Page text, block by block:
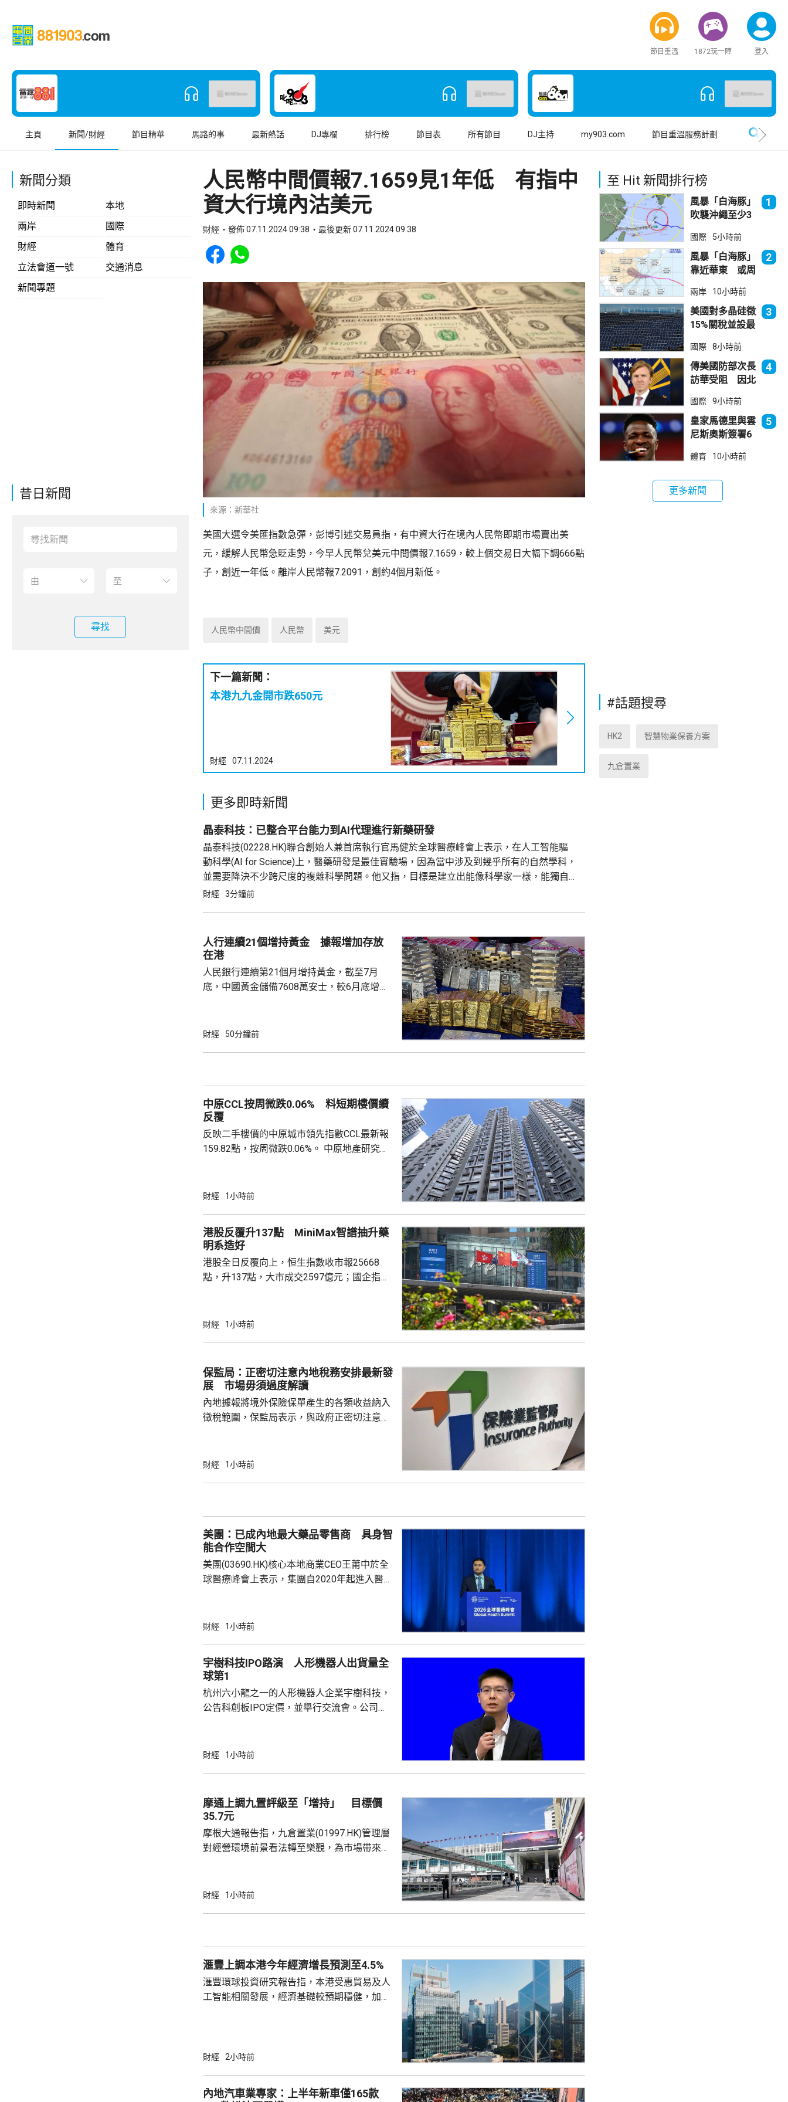
節目重溫 1872玩一陣 登入
主頁 新聞/財經 節目精華 馬路的事 最新熱話 DJ專欄 排行榜 節目表 所有節目 DJ主持 my903.com 節目重溫服務計劃
新聞分類
即時新聞
本地
兩岸
國際
財經
體育
立法會道一號
交通消息
新聞專題
昔日新聞
尋找
人民幣中間價報7.1659見1年低 有指中
資大行境內沽美元
財經 發佈 07.11.2024 09:38 最後更新 07.11.2024 09:38
Share to Facebook
Share to WhatsApp
來源：新華社
美國大選令美匯指數急彈，彭博引述交易員指，有中資大行在境內人民幣即期市場賣出美
元，緩解人民幣急貶走勢，今早人民幣兌美元中間價報7.1659，較上個交易日大幅下調666點
子，創近一年低。離岸人民幣報7.2091，創約4個月新低。
人民幣中間價 人民幣 美元
下一篇新聞：
本港九九金開市跌650元
財經 07.11.2024
更多即時新聞
晶泰科技：已整合平台能力到AI代理進行新藥研發
晶泰科技(02228.HK)聯合創始人兼首席執行官馬健於全球醫療峰會上表示，在人工智能驅
動科學(AI for Science)上，醫藥研發是最佳實驗場，因為當中涉及到幾乎所有的自然學科，
並需要降決不少跨尺度的複雜科學問題。他又指，目標是建立出能像科學家一樣，能獨自
完成由猜想到驗證的閉環系統，近期已將平台能力整合為Genius Agent，能調度專家技能與
財經 3分鐘前
人行連續21個增持黃金 據報增加存放
在港
人民銀行連續第21個月增持黃金，截至7月
底，中國黃金儲備7608萬安士，較6月底增加
金，將可助力支持香港成為主要的黃金交易中
動試運行的黃金清算系統。人行行長潘功勝在
啟動儀式表示，將繼續提高國...
財經 50分鐘前
中原CCL按周微跌0.06% 料短期樓價續
反覆
反映二手樓價的中原城市領先指數CCL最新報
159.82點，按周微跌0.06%。 中原地產研究部
強硬，造成拉鋸局面，致成交量減少，樓價出
點，未有轉勢向下。她指，近期內地接連執行
多項資金管理措施令股市波動，業主買家均轉
趨觀望，部分業主...
財經 1小時前
港股反覆升137點 MiniMax智譜抽升藥
明系造好
港股全日反覆向上，恒生指數收市報25668
點，升137點，大市成交2597億元；國企指數
股急升，MiniMax(00100.HK)升近1成，報
元。 其他AI相關股亦造好，兆易創新(0398...
財經 1小時前
保監局：正密切注意內地稅務安排最新發
展 市場毋須過度解讀
內地據報將境外保險保單產生的各類收益納入
徵稅範圍，保監局表示，與政府正密切注意內
境外投資收益必須依法申報及繳稅的要求一直
承等專業服務，相信對內地客戶有一定吸引
力。 香港保險業聯會表示，截至目前為...
財經 1小時前
美團：已成內地最大藥品零售商 具身智
能合作空間大
美團(03690.HK)核心本地商業CEO王莆中於全
球醫療峰會上表示，集團自2020年起進入醫療
美團提供全時段的服務保障，截至上月，美團
療服務變成主動運作，能感知更多訊息作出預
判，幫助用戶做好健康管理。他又指，美團在
具身智能上投資了不...
財經 1小時前
宇樹科技IPO路演 人形機器人出貨量全
球第1
杭州六小龍之一的人形機器人企業宇樹科技，
公告科創板IPO定價，並舉行交流會。公司董
通用機器人核心技術全棧自研，持續豐富產品
司四足機器人銷量合計超過33000台，穩居全
球領先地位。自2023年推出首款人形機器人
H1、2024年推出中...
財經 1小時前
摩通上調九置評級至「增持」 目標價
35.7元
摩根大通報告指，九倉置業(01997.HK)管理層
對經營環境前景看法轉至樂觀，為市場帶來驚
90%，認為最困難時期已經過去。摩通將九置
年正增長，並跑贏大市，又預計2027財年續租
租金調整比率或...
財經 1小時前
滙豐上調本港今年經濟增長預測至4.5%
滙豐環球投資研究報告指，本港受惠貿易及人
工智能相關發展，經濟基礎較預期穩健，加上
華區高級經濟師辛怡然表示，本港上半年經濟
地經濟動力均為增長提供支持，預期相關利好
因素將持續發揮作用，推動香港經濟在未來一
財經 2小時前
內地汽車業專家：上半年新車僅165款
至 Hit 新聞排行榜
風暴「白海豚」
吹襲沖繩至少3
取消
1
國際 5小時前
風暴「白海豚」
靠近華東 或周
2
兩岸 10小時前
美國對多晶硅徵
15%關稅並設最
克：中國無法再
傾銷
3
國際 8小時前
傳美國防部次長
訪華受阻 因北
售
4
國際 9小時前
皇家馬德里與雲
尼斯奧斯簽署6
5
體育 10小時前
更多新聞
#話題搜尋
HK2 智慧物業保養方案
九倉置業